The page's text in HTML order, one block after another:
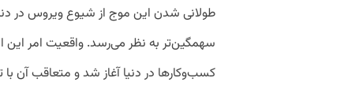
طولانی شدن این موج از شیوع ویروس در
سهمگین‌تر به نظر می‌رسد. واقعیت امر این
کسب‌وکارها در دنیا آغاز شد و متعاقب آن با